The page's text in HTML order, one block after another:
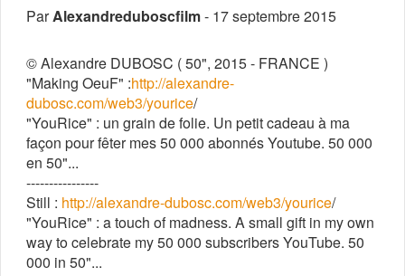
ParAlexandreduboscfilm- 17 septembre 2015
© Alexandre DUBOSC ( 50", 2015 - FRANCE )
"Making OeuF" :http://alexandre-
dubosc.com/web3/yourice/
"YouRice" : un grain de folie. Un petit cadeau à ma
façon pour fêter mes 50 000 abonnés Youtube. 50 000
en 50"...
----------------
Still : http://alexandre-dubosc.com/web3/yourice/
"YouRice" : a touch of madness. A small gift in my own
way to celebrate my 50 000 subscribers YouTube. 50
000 in 50"...